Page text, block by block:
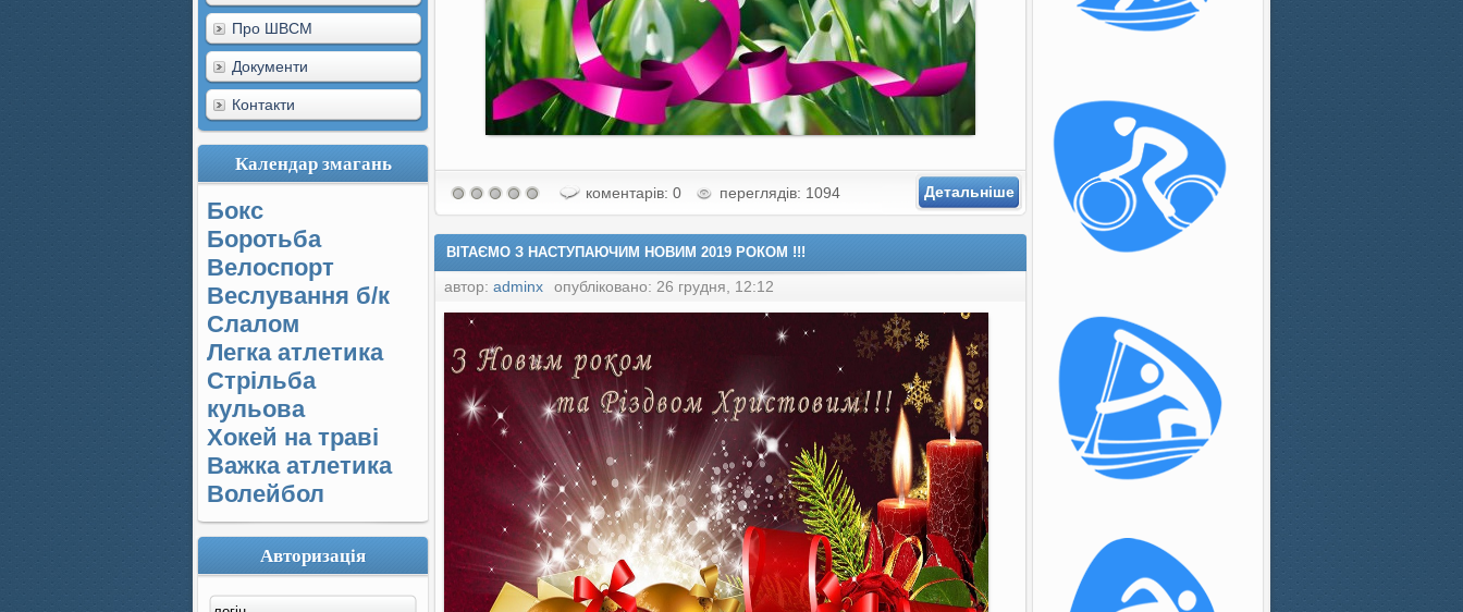
Про ШВСМ
Документи
Контакти
Календар змагань
Бокс
Боротьба
Велоспорт
Веслування б/к
Cлалом
Легка атлетика
Стрільба
кульова
Хокей на траві
Важка атлетика
Волейбол
Авторизація
коментарів: 0 переглядів: 1094 Детальніше
ВІТАЄМО З НАСТУПАЮЧИМ НОВИМ 2019 РОКОМ !!!
автор: adminx опубліковано: 26 грудня, 12:12